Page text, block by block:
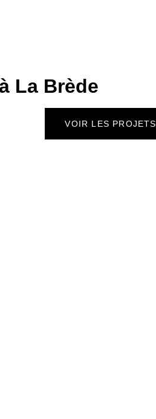
La Brède
VOIR LES PROJETS